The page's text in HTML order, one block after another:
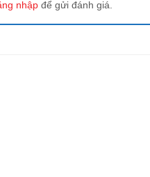
nhập để gửi đánh giá.